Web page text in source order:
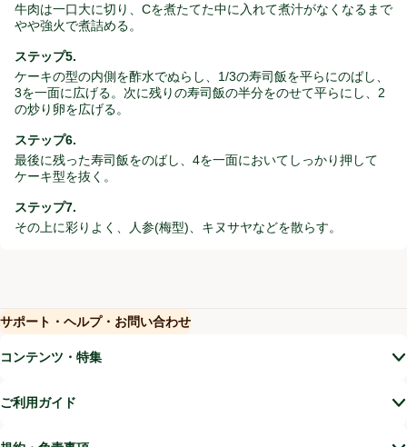
牛肉は一口大に切り、Cを煮たてた中に入れて煮汁がなくなるまで
やや強火で煮詰める。
ステップ5.
ケーキの型の内側を酢水でぬらし、1/3の寿司飯を平らにのばし、
3を一面に広げる。次に残りの寿司飯の半分をのせて平らにし、2
の炒り卵を広げる。
ステップ6.
最後に残った寿司飯をのばし、4を一面においてしっかり押して
ケーキ型を抜く。
ステップ7.
その上に彩りよく、人参(梅型)、キヌサヤなどを散らす。
サポート・ヘルプ・お問い合わせ
(新しいウィンドウで開く)
コンテンツ・特集
ご利用ガイド